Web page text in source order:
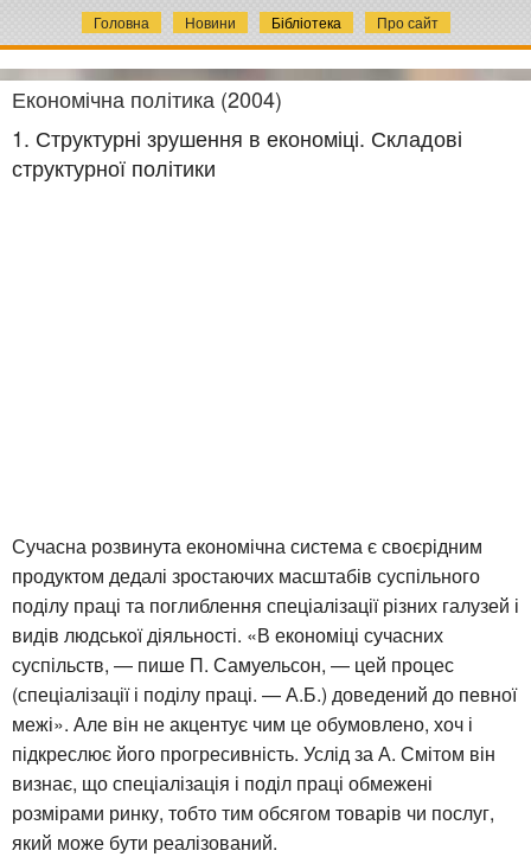
Головна Новини Бібліотека Про сайт
Економічна політика (2004)
1. Структурні зрушення в економіці. Складові
структурної політики
Сучасна розвинута економічна система є своєрідним
продуктом дедалі зростаючих масштабів суспільного
поділу праці та поглиблення спеціалізації різних галузей і
видів людської діяльності. «В економіці сучасних
суспільств, — пише П. Самуельсон, — цей процес
(спеціалізації і поділу праці. — А.Б.) доведений до певної
межі». Але він не акцентує чим це обумовлено, хоч і
підкреслює його прогресивність. Услід за А. Смітом він
визнає, що спеціалізація і поділ праці обмежені
розмірами ринку, тобто тим обсягом товарів чи послуг,
який може бути реалізований.